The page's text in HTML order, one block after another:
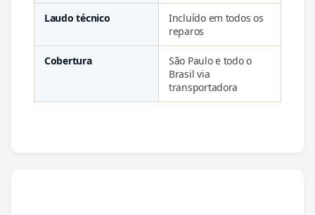
Laudo técnico
Incluído em todos os
reparos
Cobertura
São Paulo e todo o
Brasil via
transportadora